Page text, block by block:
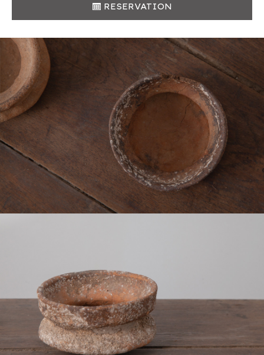
RESERVATION